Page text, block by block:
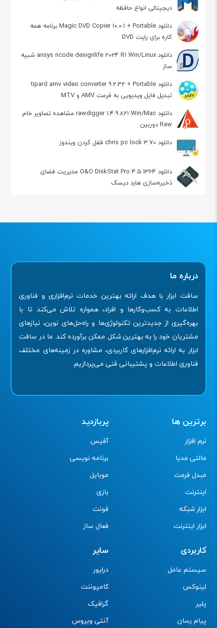
دیجیتالی انواع حافظه‌
دانلود Magic DVD Copier 10.0.1 + Portable برنامه همه
کاره برای رایت DVD
دانلود ansys ncode designlife 2024 R1 Win/Linux شبیه
ساز
دانلود tipard amv video converter 9.2.32 + Portable
تبدیل فایل ویدیویی به فرمت AMV و MTV
دانلود rawdigger 1.4.9.821 Win/Mac مشاهده تصاویر خام
Raw دوربین
دانلود chris pc lock 3.70 قفل کردن ویندوز
دانلود O&O DiskStat Pro 4.5.1364 مدیریت فضای
ذخیره‌سازی هارد دیسک
درباره ما
سافت ابزار با هدف ارائه بهترین خدمات نرم‌افزاری و فناوری
اطلاعات به کسب‌وکارها و افراد، همواره تلاش می‌کند تا با
بهره‌گیری از جدیدترین تکنولوژی‌ها و راه‌حل‌های نوین، نیازهای
مشتریان خود را به بهترین شکل ممکن برآورده کند. ما در سافت
ابزار به ارائه نرم‌افزارهای کاربردی، مشاوره در زمینه‌های مختلف
فناوری اطلاعات و پشتیبانی فنی می‌پردازیم.
برترین ها
نرم افزار
مالتی مدیا
مبدل فرمت
اینترنت
ابزار شبکه
ابزار اینترنت
پربازدید
آفیس
برنامه نویسی
موبایل
بازی
فونت
فعال ساز
کاربردی
سیستم عامل
لینوکس
پلیر
پیام رسان
سایر
درایور
کامپوننت
گرافیک
آنتی ویروس